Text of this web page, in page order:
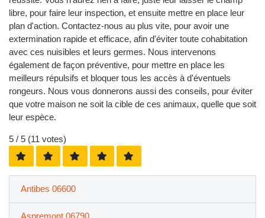
libre, pour faire leur inspection, et ensuite mettre en place leur
plan d'action. Contactez-nous au plus vite, pour avoir une
extermination rapide et efficace, afin d'éviter toute cohabitation
avec ces nuisibles et leurs germes. Nous intervenons
également de façon préventive, pour mettre en place les
meilleurs répulsifs et bloquer tous les accès à d'éventuels
rongeurs. Nous vous donnerons aussi des conseils, pour éviter
que votre maison ne soit la cible de ces animaux, quelle que soit
leur espèce.
5 / 5 (11 votes)
Antibes 06600
Aspremont 06790